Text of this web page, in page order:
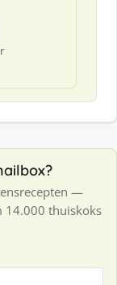
—
14.000 thuiskoks